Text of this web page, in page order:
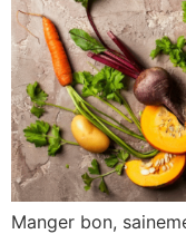
Manger bon,